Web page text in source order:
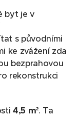
byt je v
s původními
ke zvážení zda
bezprahovou
rekonstrukci
4,5 m². Ta